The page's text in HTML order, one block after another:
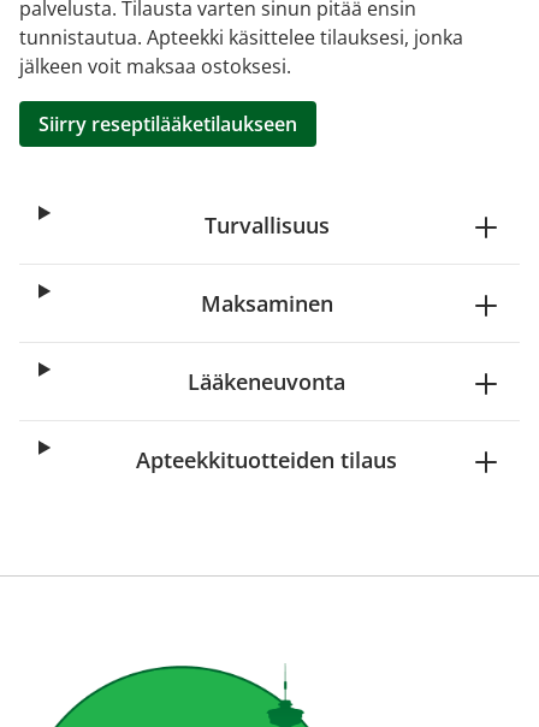
palvelusta. Tilausta varten sinun pitää ensin
tunnistautua. Apteekki käsittelee tilauksesi, jonka
jälkeen voit maksaa ostoksesi.
Siirry reseptilääketilaukseen
Turvallisuus
Maksaminen
Lääkeneuvonta
Apteekkituotteiden tilaus